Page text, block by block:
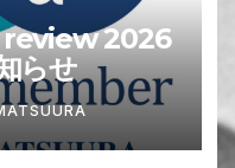
2026
らせ